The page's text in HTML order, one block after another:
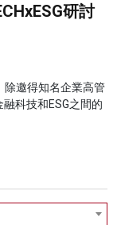
研討
除邀得知名企業高管
科技和ESG之間的